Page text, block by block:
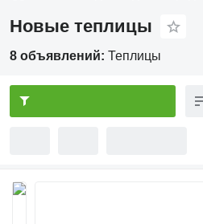
Новые теплицы
8 объявлений: Теплицы